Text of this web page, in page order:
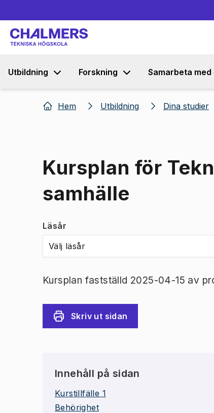
Utbildning Forskning Samarbeta med
Hem Utbildning Dina studier
Kursplan för
samhälle
Läsår
Välj läsår
Kursplan fastställd 2025-04-15 av
Skriv ut sidan
Innehåll på sidan
Kurstillfälle 1
Behörighet